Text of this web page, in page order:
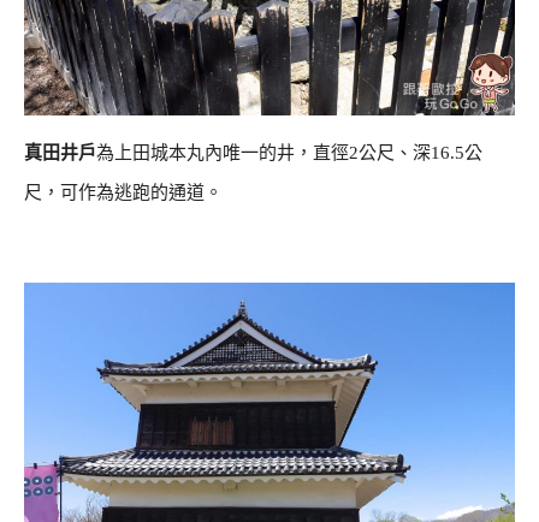
真田井戶為上田城本丸內唯一的井，直徑2公尺、深16.5公
尺，可作為逃跑的通道。